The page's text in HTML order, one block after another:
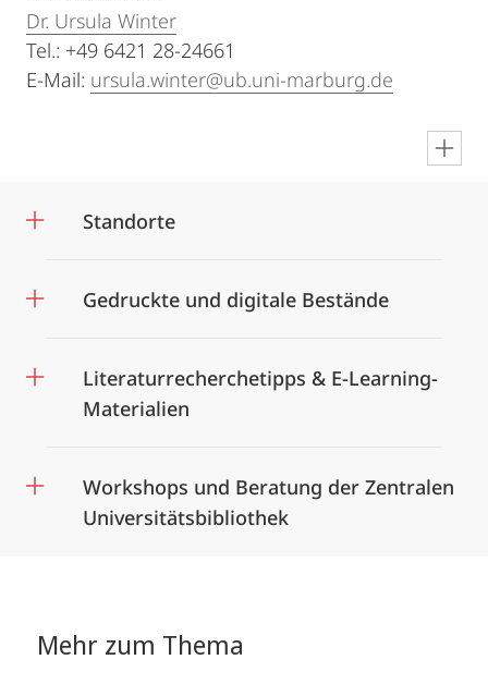
Dr. Ursula Winter
Tel.: +49 6421 28-24661
E-Mail: ursula.winter@ub.uni-marburg.de
Standorte
Gedruckte und digitale Bestände
Literaturrecherchetipps & E-Learning-
Materialien
Workshops und Beratung der Zentralen
Universitätsbibliothek
Mehr zum Thema